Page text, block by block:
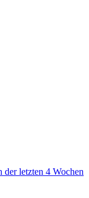
der letzten 4 Wochen